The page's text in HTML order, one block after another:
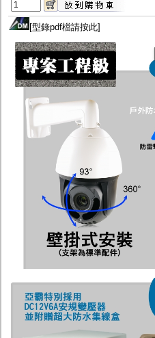
[型錄pdf檔請按此]